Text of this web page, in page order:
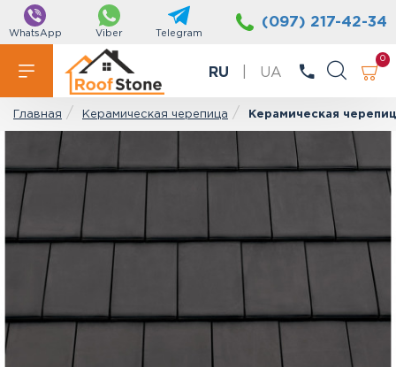
WhatsApp Viber Telegram
(097) 217-42-34
RU UA
0
Главная Керамическая черепица Керамическая